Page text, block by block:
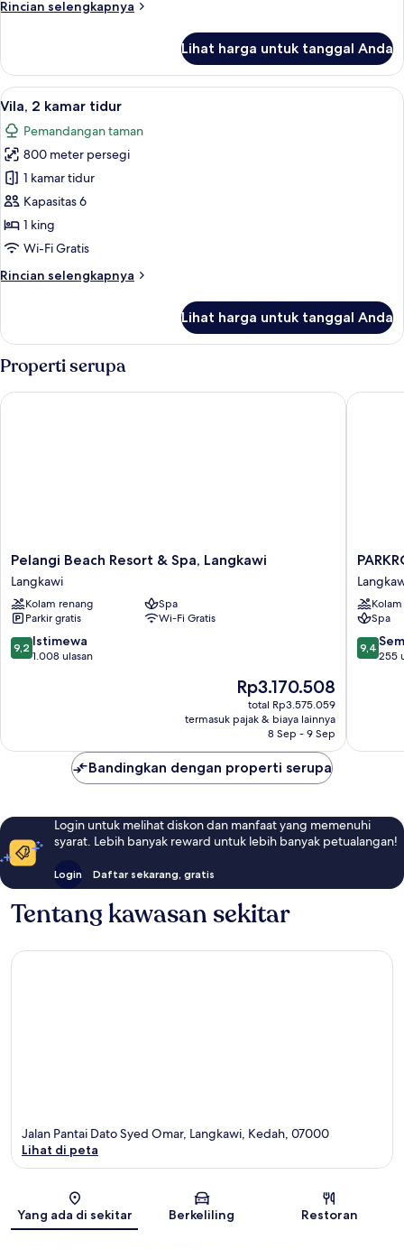
pribadi,
Rincian selengkapnya
Rincian
Vila,
kamar
kolam
renang
pribadi,
pemandangan
samudra
Lihat harga untuk tanggal Anda
Lihat
semua
foto
untuk
Vila,
2
kamar
tidur
Vila, 2 kamar tidur | Seprai premium,
5
Vila, 2 kamar tidur
Pemandangan taman
800 meter persegi
1 kamar tidur
Kapasitas 6
1 king
Wi-Fi Gratis
Rincian selengkapnya
Rincian
Vila,
kamar
Lihat harga untuk tanggal Anda
Properti serupa
Pelangi
Beach
Resort
&
Spa,
Langkawi
Langkawi
Pelangi Beach Resort & Spa, Langkawi
Langkawi
Kolam renang
Spa
Parkir gratis
Wi-Fi Gratis
9.2
dari
9,2 Istimewa
1.008 ulasan
Harga
sekarang
Rp3.170.508
Rp3.170.508
total Rp3.575.059
termasuk pajak & biaya lainnya
8 Sep - 9 Sep
Pelangi Beach Resort & Spa, Langkawi
Resort
Spa
9.4
dari
9,4
255
Bandingkan dengan properti serupa
Login untuk melihat diskon dan manfaat yang memenuhi
syarat. Lebih banyak reward untuk lebih banyak petualangan!
Login Daftar sekarang, gratis
Tentang kawasan sekitar
Peta
Jalan Pantai Dato Syed Omar, Langkawi, Kedah, 07000
Lihat di peta
Yang ada di sekitar Berkeliling Restoran